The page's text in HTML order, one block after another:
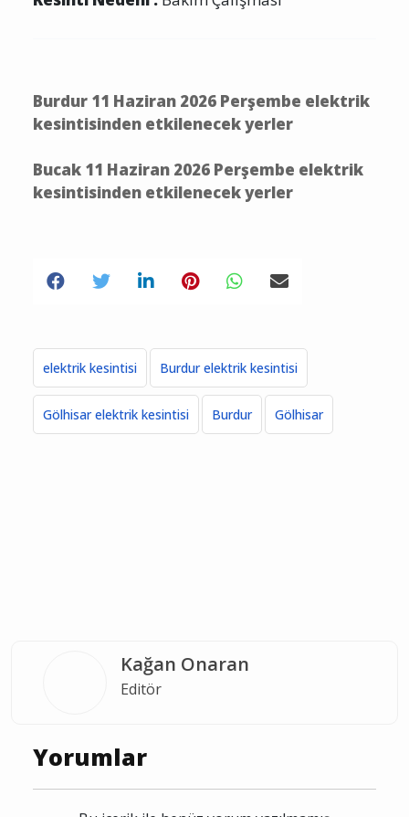
Burdur 11 Haziran 2026 Perşembe elektrik
kesintisinden etkilenecek yerler
Bucak 11 Haziran 2026 Perşembe elektrik
kesintisinden etkilenecek yerler
elektrik kesintisi Burdur elektrik kesintisi
Gölhisar elektrik kesintisi Burdur Gölhisar
Kağan Onaran
Editör
Yorumlar